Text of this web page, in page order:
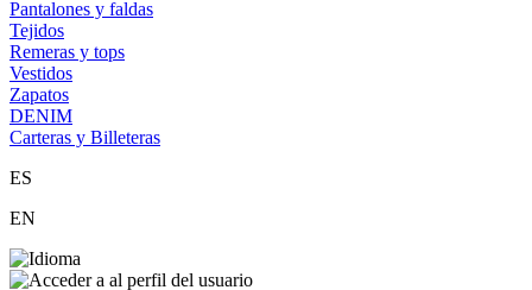
Pantalones y faldas
Tejidos
Remeras y tops
Vestidos
Zapatos
DENIM
Carteras y Billeteras
ES
EN